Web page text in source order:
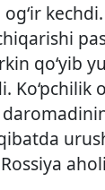
qo‘yib